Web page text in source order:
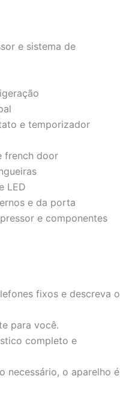
e sistema de
e temporizador
french door
LED
e da porta
e componentes
fixos e descreva o
para você.
completo e
necessário, o aparelho é